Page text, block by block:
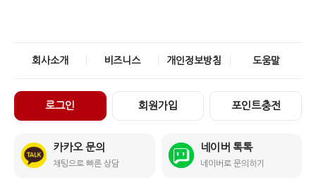
회사소개 비즈니스 개인정보방침 도움말
로그인 회원가입 포인트충전
카카오 문의
채팅으로 빠른 상담
네이버 톡톡
네이버로 문의하기